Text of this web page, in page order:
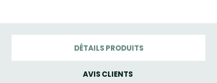
DÉTAILS PRODUITS
AVIS CLIENTS